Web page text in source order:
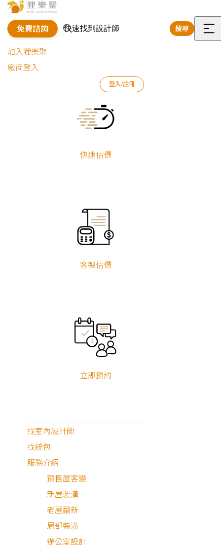
免費諮詢 搜尋
選
加入狸樂聚
廠商登入
登入/註冊
快速估價
客製估價
立即預約
找室內設計師
找統包
服務介紹
預售屋客變
新屋裝潢
老屋翻新
局部裝潢
辦公室設計
客戶回饋